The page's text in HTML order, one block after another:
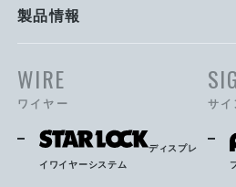
製品情報
WIRE
ワイヤー
ディスプレ
イワイヤーシステム
サイ